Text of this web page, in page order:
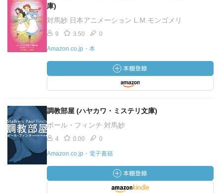
庫)
対馬妙 日本アニメーション L.M.モンゴメリ
9 3.50 0
Amazon.co.jp・本
調教部屋 (ハヤカワ・ミステリ文庫)
ポール・フィンチ 対馬妙
4 0.00 0
Amazon.co.jp・電子書籍